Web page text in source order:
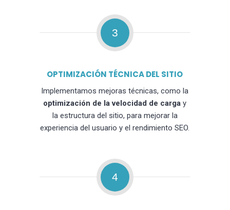
3
OPTIMIZACIÓN TÉCNICA DEL SITIO
Implementamos mejoras técnicas, como la
optimización de la velocidad de carga y
la estructura del sitio, para mejorar la
experiencia del usuario y el rendimiento SEO.
4